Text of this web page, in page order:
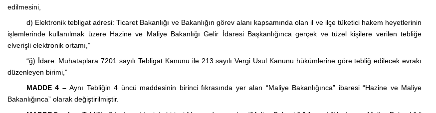
edilmesini,
d) Elektronik tebligat adresi: Ticaret Bakanlığı ve Bakanlığın görev alanı kapsamında olan il ve ilçe tüketici hakem heyetlerinin
işlemlerinde kullanılmak üzere Hazine ve Maliye Bakanlığı Gelir İdaresi Başkanlığınca gerçek ve tüzel kişilere verilen tebliğe
elverişli elektronik ortamı,”
“ğ) İdare: Muhataplara 7201 sayılı Tebligat Kanunu ile 213 sayılı Vergi Usul Kanunu hükümlerine göre tebliğ edilecek evrakı
düzenleyen birimi,”
MADDE 4 –Aynı Tebliğin 4 üncü maddesinin birinci fıkrasında yer alan “Maliye Bakanlığınca” ibaresi “Hazine ve Maliye
Bakanlığınca” olarak değiştirilmiştir.